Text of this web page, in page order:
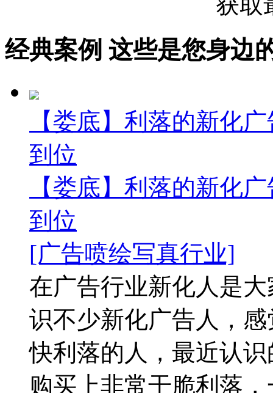
经典案例 这些是您身边
【娄底】利落的新化
到位
【娄底】利落的新化
到位
[广告喷绘写真行业]
在广告行业新化人是
识不少新化广告人，
快利落的人，最近认
购买上非常干脆利落